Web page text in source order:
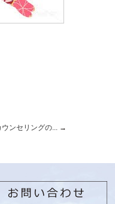
ウンセリングの... →